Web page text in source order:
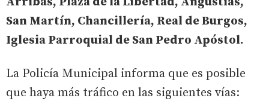
San Martín, Chancillería, Real de Burgos,
Iglesia Parroquial de San Pedro Apóstol.
La Policía Municipal informa que es posible
que haya más tráfico en las siguientes vías: